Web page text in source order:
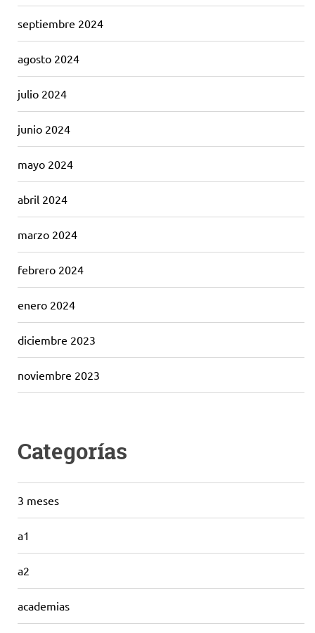
septiembre 2024
agosto 2024
julio 2024
junio 2024
mayo 2024
abril 2024
marzo 2024
febrero 2024
enero 2024
diciembre 2023
noviembre 2023
Categorías
3 meses
a1
a2
academias